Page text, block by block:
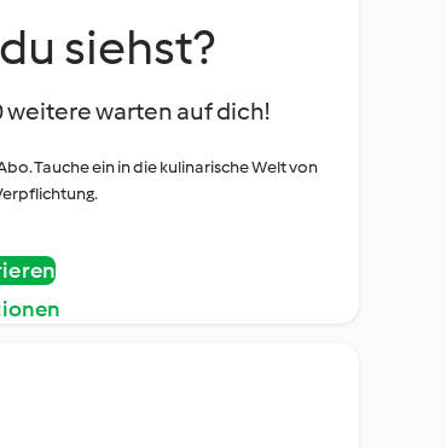
siehst?
weitere warten auf dich!
Tauche ein in die kulinarische Welt von